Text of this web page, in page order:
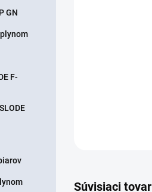
GN
F-
Súvisiaci tovar